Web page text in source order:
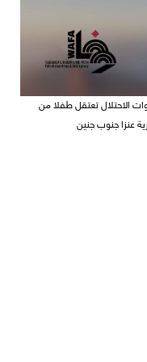
الاحتلال تعتقل طفلا من
عنزا جنوب جنين